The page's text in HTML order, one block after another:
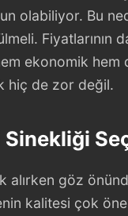
olabiliyor. Bu
Fiyatlarının
ekonomik hem
hiç de zor değil.
Sinekliği
alırken göz
kalitesi çok